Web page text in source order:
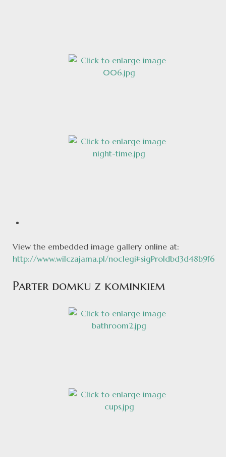
View the embedded image gallery online at:
http://www.wilczajama.pl/noclegi#sigProIdbd3d48b9f6
Parter domku z kominkiem